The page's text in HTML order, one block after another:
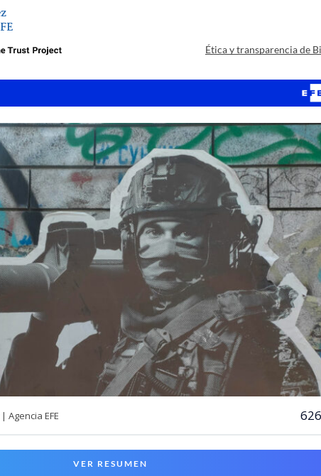
Ética y transparencia de
Agencia EFE
VER RESUMEN